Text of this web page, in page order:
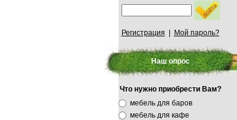
Регистрация Мой пароль?
Наш опрос
Что нужно приобрести Вам?
мебель для баров
мебель для кафе